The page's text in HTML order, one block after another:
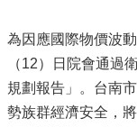
為因應國際物價波
（12）日院會通過
規劃報告」。台南
勢族群經濟安全，